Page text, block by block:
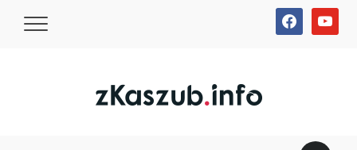
facebookyoutube